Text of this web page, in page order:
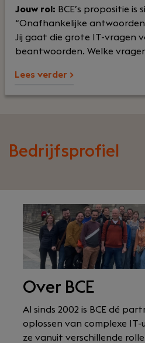
Jouw rol: BCE’s propositie is
“Onafhankelijke
Jij gaat die grote IT-vragen
beantwoorden. Welke
Lees verder >
Bedrijfsprofiel
Over BCE
Al sinds 2002 is BCE dé
oplossen van complexe
ze vanuit verschillende